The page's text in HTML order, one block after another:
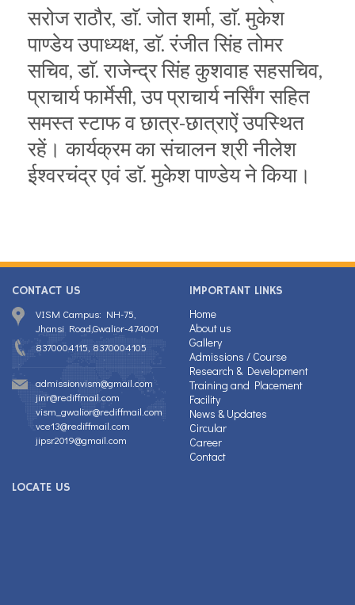
सरोज राठौर, डाॅ. जोत शर्मा, डाॅ. मुकेश
पाण्डेय उपाध्यक्ष, डाॅ. रंजीत सिंह तोमर
सचिव, डाॅ. राजेन्द्र सिंह कुशवाह सहसचिव,
प्राचार्य फार्मेसी, उप प्राचार्य नर्सिंग सहित
समस्त स्टाफ व छात्र-छात्राऐं उपस्थित
रहें। कार्यक्रम का संचालन श्री नीलेश
ईश्वरचंद्र एवं डाॅ. मुकेश पाण्डेय ने किया।
CONTACT US
VISM Campus: NH-75,
Jhansi Road,Gwalior-474001
8370004115, 8370004105
admissionvism@gmail.com
jinr@rediffmail.com
vism_gwalior@rediffmail.com
vce13@rediffmail.com
jipsr2019@gmail.com
IMPORTANT LINKS
Home
About us
Gallery
Admissions / Course
Research & Development
Training and Placement
Facility
News & Updates
Circular
Career
Contact
LOCATE US